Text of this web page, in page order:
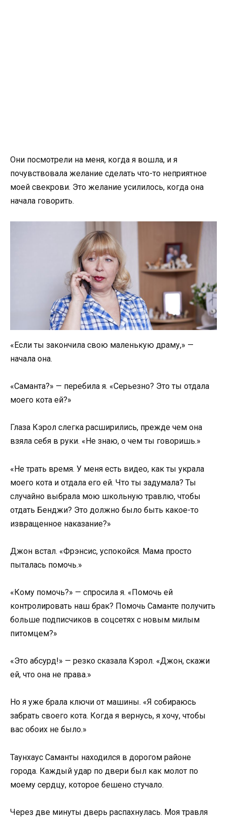
Они посмотрели на меня, когда я вошла, и я
почувствовала желание сделать что-то неприятное
моей свекрови. Это желание усилилось, когда она
начала говорить.
«Если ты закончила свою маленькую драму,» —
начала она.
«Саманта?» — перебила я. «Серьезно? Это ты отдала
моего кота ей?»
Глаза Кэрол слегка расширились, прежде чем она
взяла себя в руки. «Не знаю, о чем ты говоришь.»
«Не трать время. У меня есть видео, как ты украла
моего кота и отдала его ей. Что ты задумала? Ты
случайно выбрала мою школьную травлю, чтобы
отдать Бенджи? Это должно было быть какое-то
извращенное наказание?»
Джон встал. «Фрэнсис, успокойся. Мама просто
пыталась помочь.»
«Кому помочь?» — спросила я. «Помочь ей
контролировать наш брак? Помочь Саманте получить
больше подписчиков в соцсетях с новым милым
питомцем?»
«Это абсурд!» — резко сказала Кэрол. «Джон, скажи
ей, что она не права.»
Но я уже брала ключи от машины. «Я собираюсь
забрать своего кота. Когда я вернусь, я хочу, чтобы
вас обоих не было.»
Таунхаус Саманты находился в дорогом районе
города. Каждый удар по двери был как молот по
моему сердцу, которое бешено стучало.
Через две минуты дверь распахнулась. Моя травля